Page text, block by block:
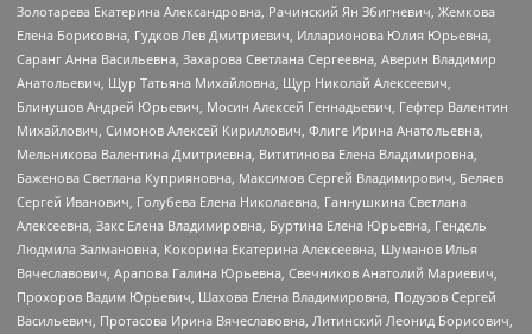
Золотарева Екатерина Александровна, Рачинский Ян Збигневич, Жемкова
Елена Борисовна, Гудков Лев Дмитриевич, Илларионова Юлия Юрьевна,
Саранг Анна Васильевна, Захарова Светлана Сергеевна, Аверин Владимир
Анатольевич, Щур Татьяна Михайловна, Щур Николай Алексеевич,
Блинушов Андрей Юрьевич, Мосин Алексей Геннадьевич, Гефтер Валентин
Михайлович, Симонов Алексей Кириллович, Флиге Ирина Анатольевна,
Мельникова Валентина Дмитриевна, Вититинова Елена Владимировна,
Баженова Светлана Куприяновна, Максимов Сергей Владимирович, Беляев
Сергей Иванович, Голубева Елена Николаевна, Ганнушкина Светлана
Алексеевна, Закс Елена Владимировна, Буртина Елена Юрьевна, Гендель
Людмила Залмановна, Кокорина Екатерина Алексеевна, Шуманов Илья
Вячеславович, Арапова Галина Юрьевна, Свечников Анатолий Мариевич,
Прохоров Вадим Юрьевич, Шахова Елена Владимировна, Подузов Сергей
Васильевич, Протасова Ирина Вячеславовна, Литинский Леонид Борисович,